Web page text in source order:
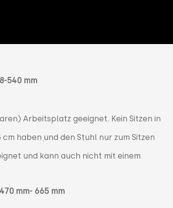
540 mm
Arbeitsplatz geeignet. Kein Sitzen in
haben und den Stuhl nur zum Sitzen
und kann auch nicht mit einem
mm- 665 mm